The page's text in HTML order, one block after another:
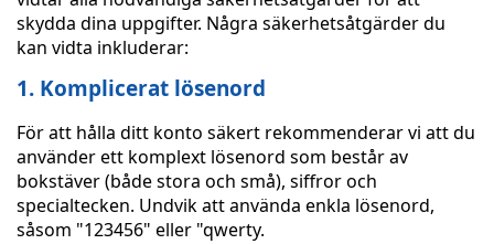
skydda dina uppgifter. Några säkerhetsåtgärder du
kan vidta inkluderar:
1. Komplicerat lösenord
För att hålla ditt konto säkert rekommenderar vi att du
använder ett komplext lösenord som består av
bokstäver (både stora och små), siffror och
specialtecken. Undvik att använda enkla lösenord,
såsom "123456" eller "qwerty.